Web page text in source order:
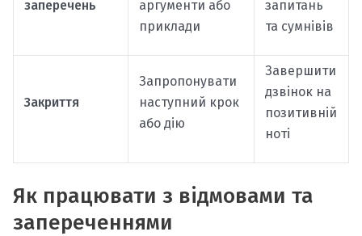
заперечень
аргументи або
приклади
запитань
та сумнівів
Закриття
Запропонувати
наступний крок
або дію
Завершити
дзвінок на
позитивній
ноті
Як працювати з відмовами та
запереченнями